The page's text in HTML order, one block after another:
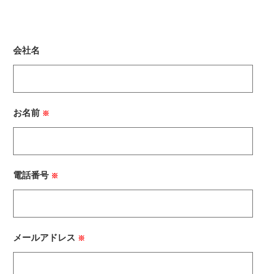
会社名
お名前 ※
電話番号 ※
メールアドレス ※